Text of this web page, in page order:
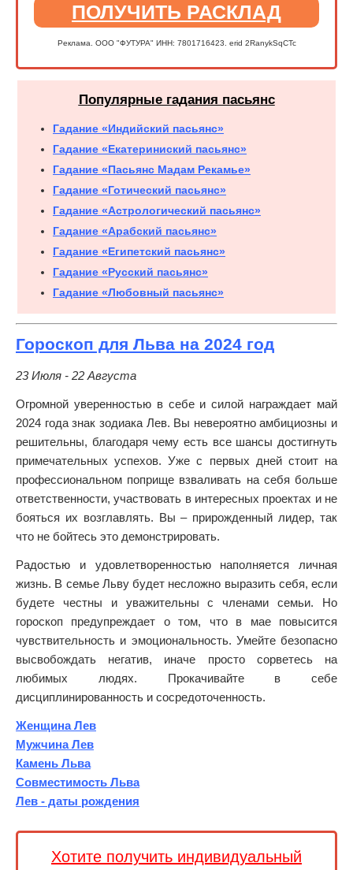
ПОЛУЧИТЬ РАСКЛАД
Реклама. ООО "ФУТУРА" ИНН: 7801716423. erid 2RanykSqCTc
Популярные гадания пасьянс
Гадание «Индийский пасьянс»
Гадание «Екатериниский пасьянс»
Гадание «Пасьянс Мадам Рекамье»
Гадание «Готический пасьянс»
Гадание «Астрологический пасьянс»
Гадание «Арабский пасьянс»
Гадание «Египетский пасьянс»
Гадание «Русский пасьянс»
Гадание «Любовный пасьянс»
Гороскоп для Льва на 2024 год
23 Июля - 22 Августа
Огромной уверенностью в себе и силой награждает май
2024 года знак зодиака Лев. Вы невероятно амбициозны и
решительны, благодаря чему есть все шансы достигнуть
примечательных успехов. Уже с первых дней стоит на
профессиональном поприще взваливать на себя больше
ответственности, участвовать в интересных проектах и не
бояться их возглавлять. Вы – прирожденный лидер, так
что не бойтесь это демонстрировать.
Радостью и удовлетворенностью наполняется личная
жизнь. В семье Льву будет несложно выразить себя, если
будете честны и уважительны с членами семьи. Но
гороскоп предупреждает о том, что в мае повысится
чувствительность и эмоциональность. Умейте безопасно
высвобождать негатив, иначе просто сорветесь на
любимых людях. Прокачивайте в себе
дисциплинированность и сосредоточенность.
Женщина Лев
Мужчина Лев
Камень Льва
Совместимость Льва
Лев - даты рождения
Хотите получить индивидуальный